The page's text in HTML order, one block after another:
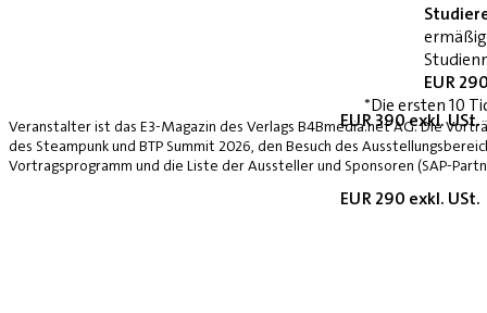
EUR 390 exkl. USt.
EUR 290 exkl. USt.
EUR
*Die ersten 10
Veranstalter ist das E3-Magazin des Verlags B4Bmedia.net AG. Die
des Steampunk und BTP Summit 2026, den Besuch des
Vortragsprogramm und die Liste der Aussteller und Sponsoren (SAP-